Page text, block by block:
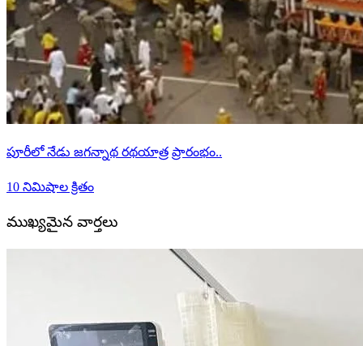
పూరీలో నేడు జగన్నాథ రథయాత్ర ప్రారంభం..
10 నిమిషాల క్రితం
ముఖ్యమైన వార్తలు